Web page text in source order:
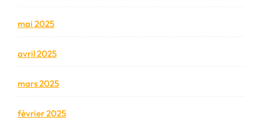
mai 2025
avril 2025
mars 2025
février 2025